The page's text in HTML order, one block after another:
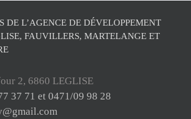
DE L’AGENCE DE DÉVELOPPEMENT
FAUVILLERS, MARTELANGE ET
2, 6860 LEGLISE
37 71 et 0471/09 98 28